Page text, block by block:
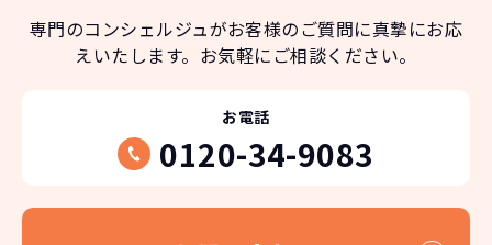
専門のコンシェルジュがお客様のご質問に真摯にお応
えいたします。 お気軽にご相談ください。
お電話
0120-34-9083